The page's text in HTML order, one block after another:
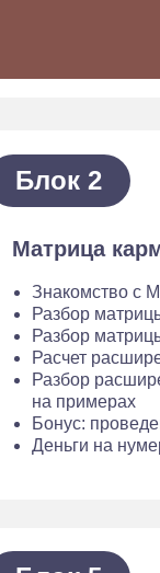
Матрица
Знакомство с
Разбор
Разбор
Расчет
Разбор
на примерах
Бонус:
Деньги на
Блок 2